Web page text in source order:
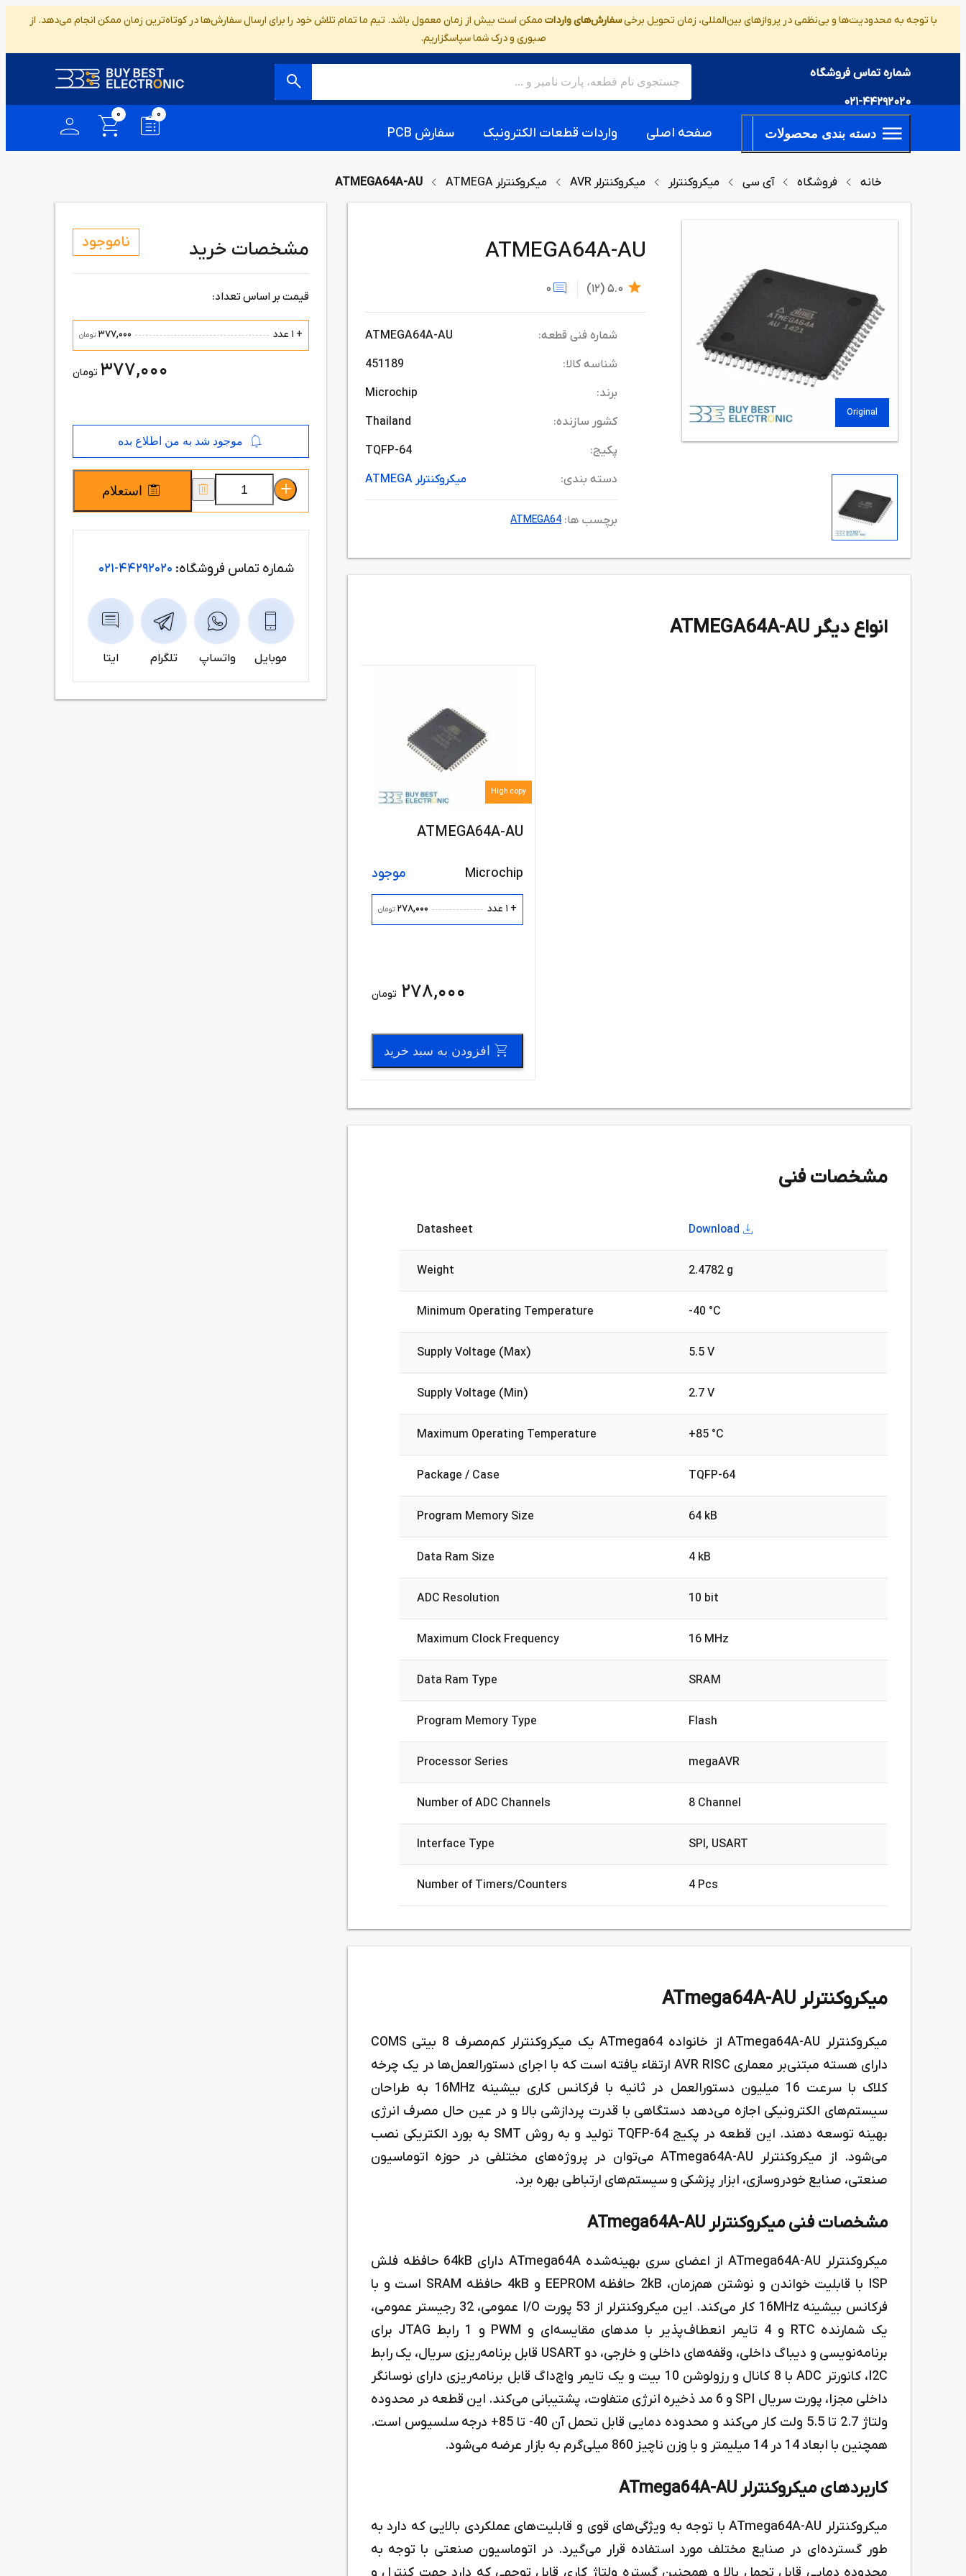
با توجه به محدودیت‌ها و بی‌نظمی در پروازهای بین‌المللی، زمان تحویل برخیسفارش‌های واردات ممکن است بیش از زمان معمول باشد. تیم ما تمام تلاش خود را برای ارسال سفارش‌ها در کوتاه‌ترین زمان ممکن انجام می‌دهد. از
صبوری و درک شما سپاسگزاریم.
شماره تماس فروشگاه
021-44292020
دسته بندی محصولات صفحه اصلی واردات قطعات الکترونیک سفارش PCB
0
0
خانه فروشگاه آی سی میکروکنترلر میکروکنترلر AVR میکروکنترلر ATMEGA ATMEGA64A-AU
Original
ATMEGA64A-AU
5.0
(12)
0
شماره فنی قطعه:
ATMEGA64A-AU
شناسه کالا:
451189
برند:
Microchip
کشور سازنده:
Thailand
پکیج:
TQFP-64
دسته بندی:
میکروکنترلر ATMEGA
برچسب ها: ATMEGA64
انواع دیگر ATMEGA64A-AU
High copy
ATMEGA64A-AU
Microchip موجود
+ 1 عدد 278,000 تومان
278,000 تومان
افزودن به سبد خرید
مشخصات فنی
Datasheet Download
Weight 2.4782 g
Minimum Operating Temperature -40 °C
Supply Voltage (Max) 5.5 V
Supply Voltage (Min) 2.7 V
Maximum Operating Temperature +85 °C
Package / Case TQFP-64
Program Memory Size 64 kB
Data Ram Size 4 kB
ADC Resolution 10 bit
Maximum Clock Frequency 16 MHz
Data Ram Type SRAM
Program Memory Type Flash
Processor Series megaAVR
Number of ADC Channels 8 Channel
Interface Type SPI, USART
Number of Timers/Counters 4 Pcs
میکروکنترلر ATmega64A-AU
میکروکنترلر ATmega64A-AU از خانواده ATmega64 یک میکروکنترلر کم‌مصرف 8 بیتی COMS
دارای هسته مبتنی‌بر معماری AVR RISC ارتقاء یافته است که با اجرای دستورالعمل‌ها در یک چرخه
کلاک با سرعت 16 میلیون دستورالعمل در ثانیه با فرکانس کاری بیشینه 16MHz به طراحان
سیستم‌های الکترونیکی اجازه می‌دهد دستگاهی با قدرت پردازشی بالا و در عین حال مصرف انرژی
بهینه توسعه دهند. این قطعه در پکیج TQFP-64 تولید و به روش SMT به بورد الکتریکی نصب
می‌شود. از میکروکنترلر ATmega64A-AU می‌توان در پروژه‌های مختلفی در حوزه اتوماسیون
صنعتی، صنایع خودروسازی، ابزار پزشکی و سیستم‌های ارتباطی بهره برد.
مشخصات فنی میکروکنترلر ATmega64A-AU
میکروکنترلر ATmega64A-AU از اعضای سری بهینه‌شده ATmega64A دارای 64kB حافظه فلش
ISP با قابلیت خواندن و نوشتن هم‌زمان، 2kB حافظه EEPROM و 4kB حافظه SRAM است و با
فرکانس بیشینه 16MHz کار می‌کند. این میکروکنترلر از 53 پورت I/O عمومی، 32 رجیستر عمومی،
یک شمارنده RTC و 4 تایمر انعطاف‌پذیر با مدهای مقایسه‌ای و PWM و 1 رابط JTAG برای
برنامه‌نویسی و دیباگ داخلی، وقفه‌های داخلی و خارجی، دو USART قابل برنامه‌ریزی سریال، یک رابط
I2C، کانورتر ADC با 8 کانال و رزولوشن 10 بیت و یک تایمر واچ‌داگ قابل برنامه‌ریزی دارای نوسانگر
داخلی مجزا، پورت سریال SPI و 6 مد ذخیره انرژی متفاوت، پشتیبانی می‌کند. این قطعه در محدوده
ولتاژ 2.7 تا 5.5 ولت کار می‌کند و محدوده دمایی قابل تحمل آن 40- تا 85+ درجه سلسیوس است.
همچنین با ابعاد 14 در 14 میلیمتر و با وزن ناچیز 860 میلی‌گرم به بازار عرضه می‌شود.
کاربردهای میکروکنترلر ATmega64A-AU
میکروکنترلر ATmega64A-AU با توجه به ویژگی‌های قوی و قابلیت‌های عملکردی بالایی که دارد به
طور گسترده‌ای در صنایع مختلف مورد استفاده قرار می‌گیرد. در اتوماسیون صنعتی با توجه به
محدوده دمایی قابل تحمل بالا و همچنین گستره ولتاژ کاری قابل توجهی که دارد جهت کنترل و
مشخصات خرید ناموجود
قیمت بر اساس تعداد:
+ 1 عدد 377,000 تومان
377,000 تومان
موجود شد به من اطلاع بده
استعلام
شماره تماس فروشگاه: 44292020-021
موبایل واتساپ تلگرام ایتا